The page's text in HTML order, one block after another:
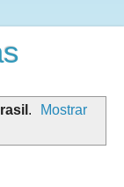
.
Mostrar